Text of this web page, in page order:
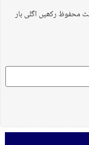
محفوظ رکھیں اگلی بار